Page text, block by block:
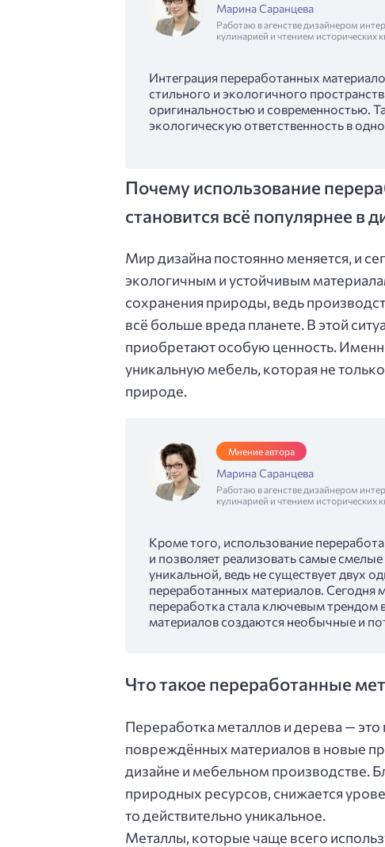
Марина Саранцева
Работаю в агенстве дизайнером
кулинарией и чтением исторических
Интеграция переработанных
стильного и экологичного
оригинальностью и современностью.
экологическую ответственность в
Почему использование
становится всё популярнее в
Мир дизайна постоянно меняется, и
экологичным и устойчивым
сохранения природы, ведь
всё больше вреда планете. В этой
приобретают особую ценность.
уникальную мебель, которая не
природе.
Мнение автора
Марина Саранцева
Работаю в агенстве дизайнером
кулинарией и чтением исторических
Кроме того, использование
и позволяет реализовать самые
уникальной, ведь не существует двух
переработанных материалов.
переработка стала ключевым трендом
материалов создаются необычные и
Что такое переработанные
Переработка металлов и дерева —
повреждённых материалов в новые
дизайне и мебельном производстве.
природных ресурсов, снижается
то действительно уникальное.
Металлы, которые чаще всего